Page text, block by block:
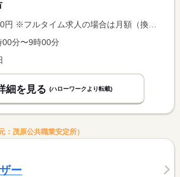
求人の場合は月額（換算額）、パート求人の場合は時間額を表示しています。
分〜9時00分
細を見る (ハローワークより転載)
：茂原公共職業安定所）
ー